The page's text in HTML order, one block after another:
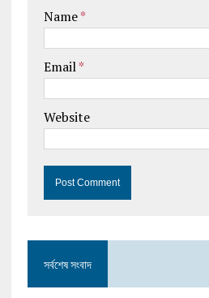
Name*
Email*
Website
সর্বশেষ সংবাদ